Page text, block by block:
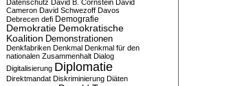
Datenschutz David B. Cornstein David
Cameron David Schwezoff Davos
Debrecen defi Demografie
Demokratie Demokratische
Koalition Demonstrationen
Denkfabriken Denkmal Denkmal für den
nationalen Zusammenhalt Dialog
Digitalisierung Diplomatie
Direktmandat Diskriminierung Diäten